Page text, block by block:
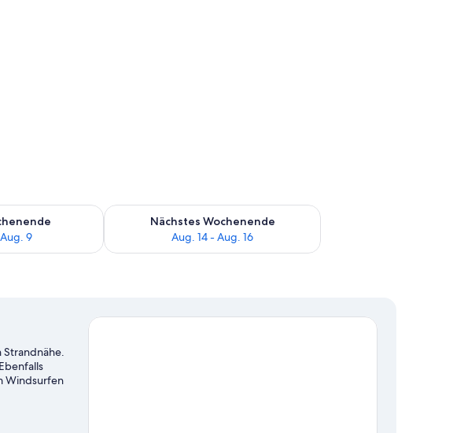
9
für dieses Wochenende, Aug. 7 - Aug. 9.
Nächstes Wochenende
Aug. 14 - Aug. 16
Überprüfe die Verfügbarkeit für nächstes Wochenende, Aug.
Windsurfen